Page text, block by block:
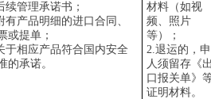
续管理承诺书；
有产品明细的进口合同、
或提单；
于相应产品符合国内安全
的承诺。
材料（如视
频、照片
等）；
2.退运的，
人须留存《出
口报关单》
证明材料。